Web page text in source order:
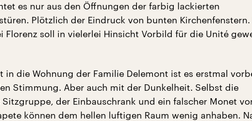
es nur aus den Öffnungen der farbig lackierten
Plötzlich der Eindruck von bunten Kirchenfenstern.
Florenz soll in vielerlei Hinsicht Vorbild für die Unité
in die Wohnung der Familie Delemont ist es erstmal
Stimmung. Aber auch mit der Dunkelheit. Selbst die
der Einbauschrank und ein falscher Monet
können dem hellen luftigen Raum wenig anhaben.